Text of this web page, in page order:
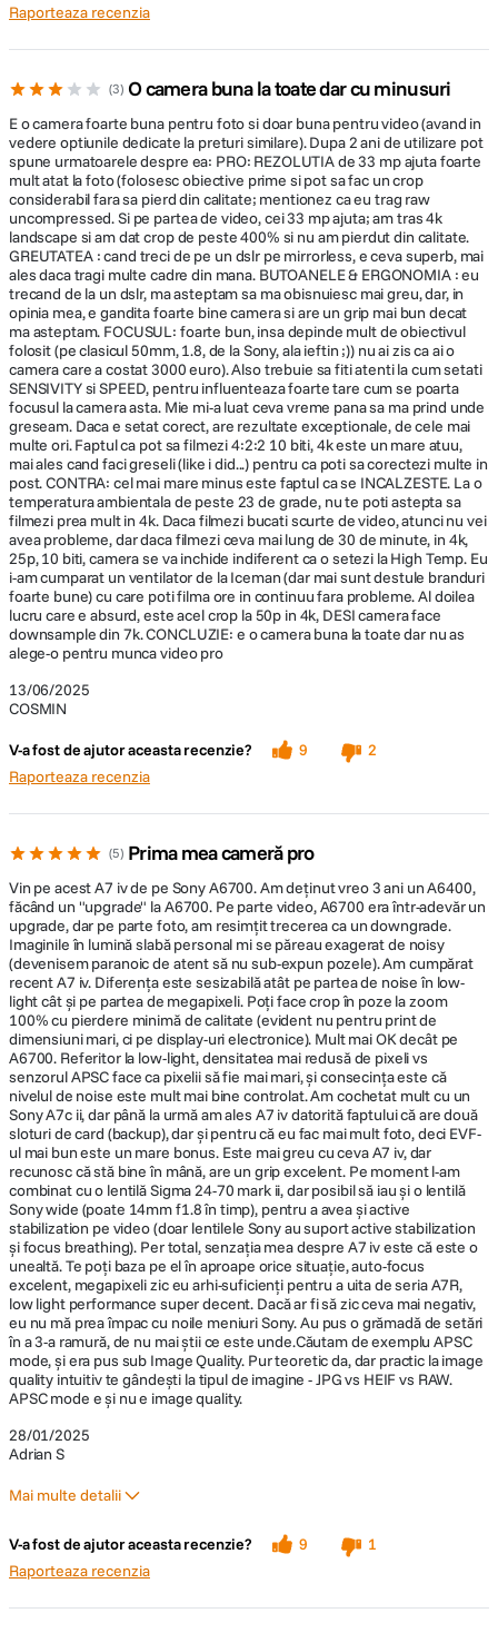
Format HEIF pe 10 biti - gradatii fine ale imaginilor
Alaturi de formatele conventionale RAW si JPEG, puteti alege HEIF
(High Efficiency Image File) pentru inregistrarea imaginilor statice.
Adancimea de 10 biti reproduce fidel cerul si subiectii din portrete,
pentru care este esentiala gradarea naturala.
Focalizare automata hibrida rapida, evoluata
Sistemul de FA hibrida rapida, care combina FA cu detectarea fazei cu
FA cu detectarea contrastului, a evoluat pentru a oferi viteza, precizie si
urmarire superioare. Cu 4D FOCUS de la Sony, zona de FA acopera
circa 94% din suprafata imaginii pentru fotografii si filme, cu 759
puncte de FA cu detectarea fazei.
Fotografiere continua cu 10 cps, cu eliberare rapida a tamponului
Cu obturatorul mecanic si cel electronic fotografiati peste 800 de cadre
cu pana la 10 cps cu urmarire AF/AE, gratie memoriei tampon de mare
capacitate a lui α7 IV, procesorului rapid BIONZ XR si vitezei mari de
scriere pe card.
Urmarire in timp real inteligenta cu AI de la Sony
Algoritmul unic de recunoastere a subiectului de la Sony foloseste
date despre culoare, model si distanta fata de subiect pentru a procesa
in timp real informatiile spatiale. AI detecteaza si urmareste ochii si fata
subiectului (om, animal, pasare) cu o precizie foarte mare. Selectati
subiectul de urmarit si lasati camera sa se ocupe de restul.
Focalizare automata a ochilor in timp real imbunatatita
Viteza celui mai nou motor de procesare completeaza performanta de
in lateral. Puteti folosi urmarirea tactila pentru a initia urmarirea in timp
extern
Control TTL pentru blit preliminar
intre treptele de 1/3 si 1/2 EV) Moduri blit
Sincronizare lenta, Sincronizare blit spate,
Reducerea efectului de „ochi rosii”
(selectabil activat/dezactivat), Wireless,
Sincronizare de mare viteza
SPECIFICATII VIDEO:
Inregistrare
video
H.265/XAVC HS 4:2:2 10-Bit UHD 4K
(3840 x 2160) la 23.976p/50p/59.94p [50
to 200 Mb/s] H.265/XAVC HS 4:2:0 10-Bit
UHD 4K (3840 x 2160) la
23.976p/50p/59.94p [30 to 150 Mb/s]
H.264/XAVC S-I 4:2:2 10-Bit UHD 4K (3840
x 2160) la
23.976p/25p/29.97p/50p/59.94p [240 to
600 Mb/s] Full HD (1920 x 1080) la
23.976p/25p/29.97p/50p/59.94p [89 to
222 Mb/s]
Rezolutie Video 4K
Inregistrare
audio
LPCM pe 2 canale (48 kHz, 16 biti), LPCM
pe 2 canale (48 kHz, 24 biti), LPCM pe 4
Capacitati
webcam
Da
DETALII PRODUCATOR
Cod producator ILCE7M4B.CEC ILCE7
Pagina
producator
Sony a7 IV
ECRAN / VIEWFINDER:
Display LCD
Tip TFT de 7,5 cm (tip 3.0), tactil,
1.036.800 puncte
Vizor
Vizor electronic de 1,3 cm (tip 0,5) (OLED
Quad-VGA), 3.686.400 de puncte
Optiuni
vizualizare
Control luminozitate Manual (5 trepte
intre -2 si +2), mod Vreme insorita Unghi
reglabil Unghi de deschidere: aprox. 176°.
Unghi de rotire: aprox. 270°. Marire
pentru focalizare Focus Magnifier (Full
Frame de 35 mm: 5,5x/11x, APS-C:
3,7x/7,3x)
Memorie
CONECTIVITATE & PORTURI:
Bluetooth Da
Raporteaza recenzia
3 O camera buna la toate dar cu minusuri
13/06/2025
COSMIN
E o camera foarte buna pentru foto si doar buna pentru video (avand in
vedere optiunile dedicate la preturi similare). Dupa 2 ani de utilizare pot
spune urmatoarele despre ea: PRO: REZOLUTIA de 33 mp ajuta foarte
mult atat la foto (folosesc obiective prime si pot sa fac un crop
considerabil fara sa pierd din calitate; mentionez ca eu trag raw
uncompressed. Si pe partea de video, cei 33 mp ajuta; am tras 4k
landscape si am dat crop de peste 400% si nu am pierdut din calitate.
GREUTATEA : cand treci de pe un dslr pe mirrorless, e ceva superb, mai
ales daca tragi multe cadre din mana. BUTOANELE & ERGONOMIA : eu
trecand de la un dslr, ma asteptam sa ma obisnuiesc mai greu, dar, in
opinia mea, e gandita foarte bine camera si are un grip mai bun decat
ma asteptam. FOCUSUL: foarte bun, insa depinde mult de obiectivul
folosit (pe clasicul 50mm, 1.8, de la Sony, ala ieftin ;)) nu ai zis ca ai o
camera care a costat 3000 euro). Also trebuie sa fiti atenti la cum setati
SENSIVITY si SPEED, pentru influenteaza foarte tare cum se poarta
focusul la camera asta. Mie mi-a luat ceva vreme pana sa ma prind unde
greseam. Daca e setat corect, are rezultate exceptionale, de cele mai
multe ori. Faptul ca pot sa filmezi 4:2:2 10 biti, 4k este un mare atuu,
mai ales cand faci greseli (like i did...) pentru ca poti sa corectezi multe in
post. CONTRA: cel mai mare minus este faptul ca se INCALZESTE. La o
temperatura ambientala de peste 23 de grade, nu te poti astepta sa
filmezi prea mult in 4k. Daca filmezi bucati scurte de video, atunci nu vei
avea probleme, dar daca filmezi ceva mai lung de 30 de minute, in 4k,
25p, 10 biti, camera se va inchide indiferent ca o setezi la High Temp. Eu
i-am cumparat un ventilator de la Iceman (dar mai sunt destule branduri
foarte bune) cu care poti filma ore in continuu fara probleme. Al doilea
lucru care e absurd, este acel crop la 50p in 4k, DESI camera face
downsample din 7k. CONCLUZIE: e o camera buna la toate dar nu as
alege-o pentru munca video pro
V-a fost de ajutor aceasta recenzie? 9
2
Raporteaza recenzia
5 Prima mea cameră pro
28/01/2025
Adrian S
Vin pe acest A7 iv de pe Sony A6700. Am deținut vreo 3 ani un A6400,
făcând un "upgrade" la A6700. Pe parte video, A6700 era într-adevăr un
upgrade, dar pe parte foto, am resimțit trecerea ca un downgrade.
Imaginile în lumină slabă personal mi se păreau exagerat de noisy
(devenisem paranoic de atent să nu sub-expun pozele). Am cumpărat
recent A7 iv. Diferența este sesizabilă atât pe partea de noise în low-
light cât și pe partea de megapixeli. Poți face crop în poze la zoom
100% cu pierdere minimă de calitate (evident nu pentru print de
dimensiuni mari, ci pe display-uri electronice). Mult mai OK decât pe
A6700. Referitor la low-light, densitatea mai redusă de pixeli vs
senzorul APSC face ca pixelii să fie mai mari, și consecința este că
nivelul de noise este mult mai bine controlat. Am cochetat mult cu un
Sony A7c ii, dar până la urmă am ales A7 iv datorită faptului că are două
sloturi de card (backup), dar și pentru că eu fac mai mult foto, deci EVF-
ul mai bun este un mare bonus. Este mai greu cu ceva A7 iv, dar
recunosc că stă bine în mână, are un grip excelent. Pe moment l-am
combinat cu o lentilă Sigma 24-70 mark ii, dar posibil să iau și o lentilă
Sony wide (poate 14mm f1.8 în timp), pentru a avea și active
stabilization pe video (doar lentilele Sony au suport active stabilization
și focus breathing). Per total, senzația mea despre A7 iv este că este o
unealtă. Te poți baza pe el în aproape orice situație, auto-focus
excelent, megapixeli zic eu arhi-suficienți pentru a uita de seria A7R,
low light performance super decent. Dacă ar fi să zic ceva mai negativ,
eu nu mă prea împac cu noile meniuri Sony. Au pus o grămadă de setări
în a 3-a ramură, de nu mai știi ce este unde.Căutam de exemplu APSC
mode, și era pus sub Image Quality. Pur teoretic da, dar practic la image
quality intuitiv te gândești la tipul de imagine - JPG vs HEIF vs RAW.
APSC mode e și nu e image quality.
Mai multe detalii
33 Megapixeli
V-a fost de ajutor aceasta recenzie? 9
1
Raporteaza recenzia